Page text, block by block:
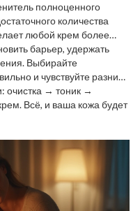
полноценного
количества
любой крем более
барьер, удержать
Выбирайте
и чувствуйте разницу
очистка → тоник →
Всё, и ваша кожа будет